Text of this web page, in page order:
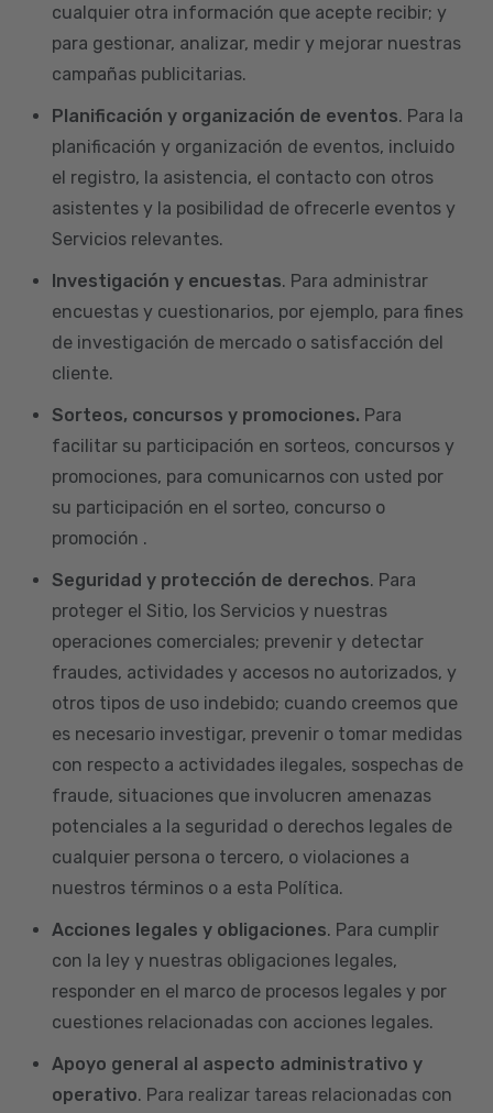
cualquier otra información que acepte recibir; y
para gestionar, analizar, medir y mejorar nuestras
campañas publicitarias.
Planificación y organización de eventos. Para la
planificación y organización de eventos, incluido
el registro, la asistencia, el contacto con otros
asistentes y la posibilidad de ofrecerle eventos y
Servicios relevantes.
Investigación y encuestas. Para administrar
encuestas y cuestionarios, por ejemplo, para fines
de investigación de mercado o satisfacción del
cliente.
Sorteos, concursos y promociones. Para
facilitar su participación en sorteos, concursos y
promociones, para comunicarnos con usted por
su participación en el sorteo, concurso o
promoción .
Seguridad y protección de derechos. Para
proteger el Sitio, los Servicios y nuestras
operaciones comerciales; prevenir y detectar
fraudes, actividades y accesos no autorizados, y
otros tipos de uso indebido; cuando creemos que
es necesario investigar, prevenir o tomar medidas
con respecto a actividades ilegales, sospechas de
fraude, situaciones que involucren amenazas
potenciales a la seguridad o derechos legales de
cualquier persona o tercero, o violaciones a
nuestros términos o a esta Política.
Acciones legales y obligaciones. Para cumplir
con la ley y nuestras obligaciones legales,
responder en el marco de procesos legales y por
cuestiones relacionadas con acciones legales.
Apoyo general al aspecto administrativo y
operativo. Para realizar tareas relacionadas con